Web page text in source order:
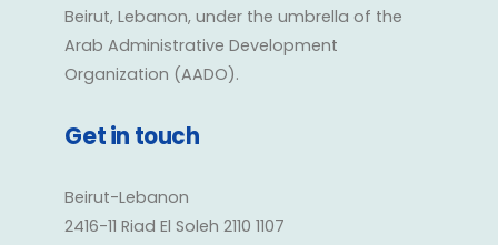
Beirut, Lebanon, under the umbrella of the
Arab Administrative Development
Organization (AADO).
Get in touch
Beirut-Lebanon
2416-11 Riad El Soleh 2110 1107